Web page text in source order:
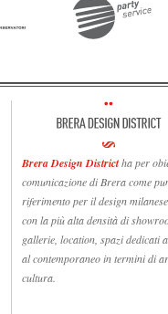
Brera Design Districtha per
comunicazione di Brera come
riferimento per il design
con la più alta densità di
gallerie, location, spazi dedicati
al contemporaneo in termini di
cultura.